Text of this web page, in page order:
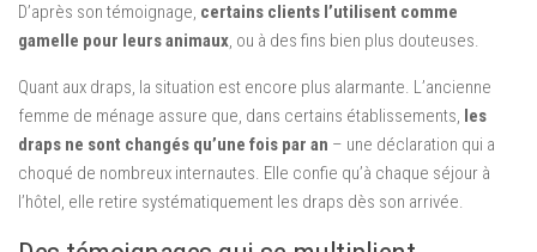
D’après son témoignage, certains clients l’utilisent comme
gamelle pour leurs animaux, ou à des fins bien plus douteuses.
Quant aux draps, la situation est encore plus alarmante. L’ancienne
femme de ménage assure que, dans certains établissements, les
draps ne sont changés qu’une fois par an – une déclaration qui a
choqué de nombreux internautes. Elle confie qu’à chaque séjour à
l’hôtel, elle retire systématiquement les draps dès son arrivée.